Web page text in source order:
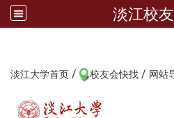
淡江校
淡江大学首页 / 校友会快找 / 网站